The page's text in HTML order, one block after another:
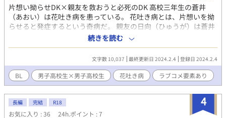
片想い拗らせDK×親友を救おうと必死のDK 高校三年生の蒼井
（あおい）は花吐き病を患っている。 花吐き病とは、片想いを拗
らせると発症するという奇病だ。 親友の日向（ひゅうが）は蒼井
の片想いの相手が自分だと知って、恋人ごっこを提案した。 両思
いになるのを諦めている蒼井と、なんとしても両思いになりたい
続きを読む
文字数 10,037 最終更新日 2024.2.4 登録日 2024.2.4
BL 男子高校生×男子高校生 花吐き病 ラブコメ要素あり
4
長編 完結 R18
お気に入り : 36 24h.ポイント : 7